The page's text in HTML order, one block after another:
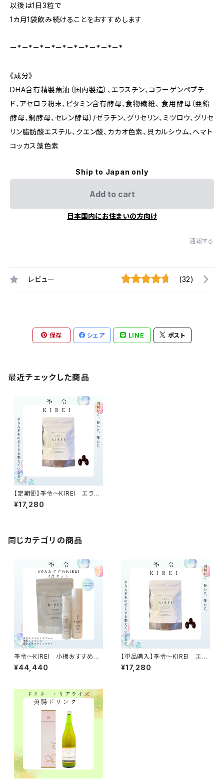
以後は1日3粒で
1カ月1袋飲み続けることをおすすめします
ー*－*－*－*－*－*－*－*－*－*
《成分》
DHA含有精製魚油（国内製造）、エラスチン、コラーゲンペプチ
ド、アセロラ粉末、ビタミン含有酵母、食物繊維、 食用酵母（亜鉛
酵母、銅酵母、セレン酵母）/ゼラチン、グリセリン、ミツロウ、グリセ
リン脂肪酸エステル、クエン酸、カカオ色素、貝カルシウム、ヘマト
コッカス藻色素
Ship to Japan only
Add to cart
日本国内にお住まいの方向け
通報する
レビュー (32)
保存 シェア LINE ポスト
最近チェックした商品
【定期便】季令〜KIREI エラス
チンカプセル1袋100粒入り
¥17,280
同じカテゴリの商品
季令〜KIREI 小梅おすすめ3
点セット
¥44,440
【単品購入】季令〜KIREI エラ
スチンカプセル1袋100粒入り
¥17,280